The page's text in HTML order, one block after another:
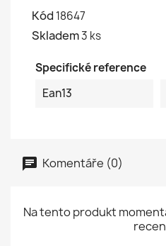
Kód 18647
Skladem3 ks
Specifické reference
Ean13
Komentáře (0)
Na tento produkt